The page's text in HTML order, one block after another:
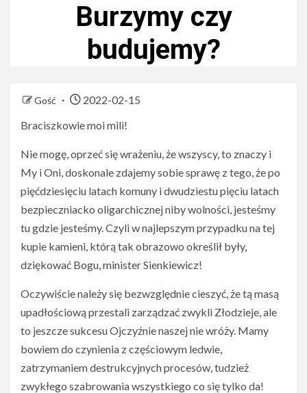
Burzymy czy
budujemy?
Gość
2022-02-15
Braciszkowie moi mili!
Nie mogę, oprzeć się wrażeniu, że wszyscy, to znaczy i
My i Oni, doskonale zdajemy sobie sprawę z tego, że po
pięćdziesięciu latach komuny i dwudziestu pięciu latach
bezpieczniacko oligarchicznej niby wolności, jesteśmy
tu gdzie jesteśmy. Czyli w najlepszym przypadku na tej
kupie kamieni, którą tak obrazowo określił były,
dziękować Bogu, minister Sienkiewicz!
Oczywiście należy się bezwzględnie cieszyć, że tą masą
upadłościową przestali zarządzać zwykli Złodzieje, ale
to jeszcze sukcesu Ojczyźnie naszej nie wróży. Mamy
bowiem do czynienia z częściowym ledwie,
zatrzymaniem destrukcyjnych procesów, tudzież
zwykłego szabrowania wszystkiego co się tylko da!